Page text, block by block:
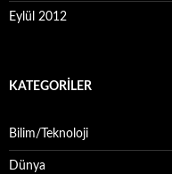
Eylül 2012
KATEGORILER
Bilim/Teknoloji
Dünya